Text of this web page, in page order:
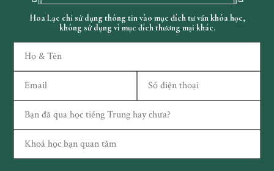
Hoa Lạc chỉ sử dụng thông tin vào mục đích tư vấn khóa học,
không sử dụng vì mục đích thương mại khác.